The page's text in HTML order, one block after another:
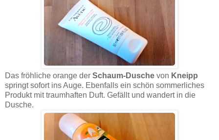
Das fröhliche orange der Schaum-Dusche von Kneipp
springt sofort ins Auge. Ebenfalls ein schön sommerliches
Produkt mit traumhaften Duft. Gefällt und wandert in die
Dusche.